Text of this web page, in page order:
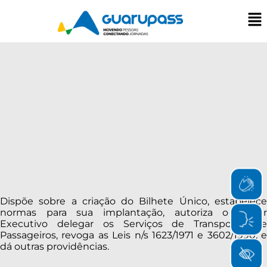
Dispõe sobre a criação do Bilhete Único, estabelece
normas para sua implantação, autoriza o Poder
Executivo delegar os Serviços de Transporte de
Passageiros, revoga as Leis n/s 1623/1971 e 3602/1990, e
dá outras providências.